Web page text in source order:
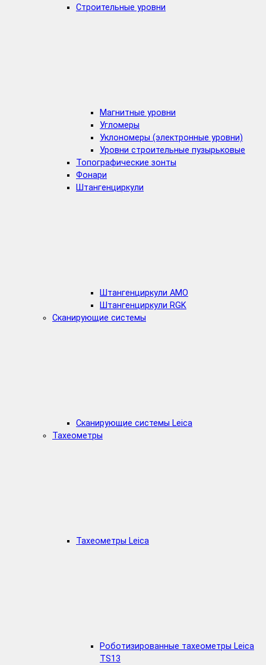
Строительные уровни
Магнитные уровни
Угломеры
Уклономеры (электронные уровни)
Уровни строительные пузырьковые
Топографические зонты
Фонари
Штангенциркули
Штангенциркули AMO
Штангенциркули RGK
Сканирующие системы
Сканирующие системы Leica
Тахеометры
Тахеометры Leica
Роботизированные тахеометры Leica
TS13